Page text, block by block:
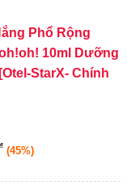
Phổ Rộng
10ml Dưỡng
StarX- Chính
₫ (45%)